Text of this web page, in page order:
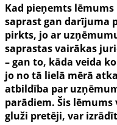
Kad pieņemts
saprast gan darījuma
pirkts, jo ar
saprastas vairākas
– gan to, kāda veida
jo no tā lielā mērā
atbildība par
parādiem. Šis
gluži pretēji, var